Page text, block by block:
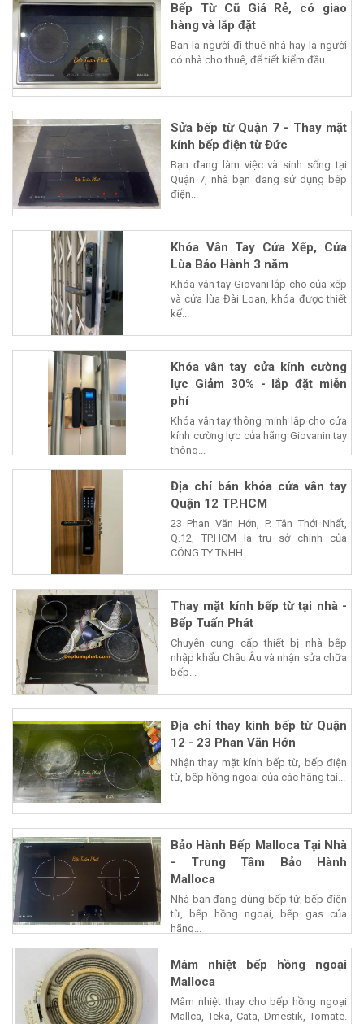
Bếp Từ Cũ Giá Rẻ, có giao
hàng và lắp đặt
Bạn là người đi thuê nhà hay là người
có nhà cho thuê, để tiết kiểm đầu...
Sửa bếp từ Quận 7 - Thay mặt
kính bếp điện từ Đức
Bạn đang làm việc và sinh sống tại
Quận 7, nhà bạn đang sử dụng bếp
điện...
Khóa Vân Tay Cửa Xếp, Cửa
Lùa Bảo Hành 3 năm
Khóa vân tay Giovani lắp cho của xếp
và cửa lùa Đài Loan, khóa được thiết
kế...
Khóa vân tay cửa kính cường
lực Giảm 30% - lắp đặt miễn
phí
Khóa vân tay thông minh lắp cho cửa
kính cường lực của hãng Giovanin tay
thông...
Địa chỉ bán khóa cửa vân tay
Quận 12 TP.HCM
23 Phan Văn Hớn, P. Tân Thới Nhất,
Q.12, TP.HCM là trụ sở chính của
CÔNG TY TNHH...
Thay mặt kính bếp từ tại nhà -
Bếp Tuấn Phát
Chuyên cung cấp thiết bị nhà bếp
nhập khẩu Châu Âu và nhận sửa chữa
bếp...
Địa chỉ thay kính bếp từ Quận
12 - 23 Phan Văn Hớn
Nhận thay mặt kính bếp từ, bếp điện
từ, bếp hồng ngoại của các hãng tại...
Bảo Hành Bếp Malloca Tại Nhà
- Trung Tâm Bảo Hành
Malloca
Nhà bạn đang dùng bếp từ, bếp điện
từ, bếp hồng ngoại, bếp gas của
hãng...
Mâm nhiệt bếp hồng ngoại
Malloca
Mâm nhiệt thay cho bếp hồng ngoại
Mallca, Teka, Cata, Dmestik, Tomate.